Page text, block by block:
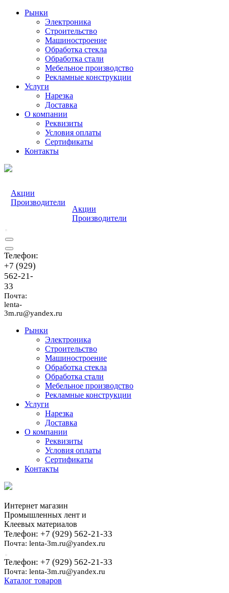
Рынки
Электроника
Строительство
Машиностроение
Обработка стекла
Обработка стали
Мебельное производство
Рекламные конструкции
Услуги
Нарезка
Доставка
О компании
Реквизиты
Условия оплаты
Сертификаты
Контакты
Акции
Производители
Акции
Производители
Телефон:
+7 (929)
562-21-
33
Почта:
lenta-
3m.ru@yandex.ru
Рынки
Электроника
Строительство
Машиностроение
Обработка стекла
Обработка стали
Мебельное производство
Рекламные конструкции
Услуги
Нарезка
Доставка
О компании
Реквизиты
Условия оплаты
Сертификаты
Контакты
Интернет магазин
Промышленных лент и
Клеевых материалов
Телефон: +7 (929) 562-21-33
Почта: lenta-3m.ru@yandex.ru
Телефон: +7 (929) 562-21-33
Почта: lenta-3m.ru@yandex.ru
Каталог товаров